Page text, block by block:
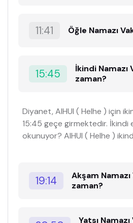
11:41 Öğle Namazı
15:45
İkindi Namazı
zaman?
Diyanet, AIHUI ( HeIhe ) için
15:45 geçe girmektedir. İkindi
okunuyor? AIHUI ( HeIhe )
19:14
Akşam
zaman?
Yatsı